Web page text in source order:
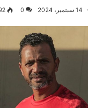
14 سبتمبر، 2024 0